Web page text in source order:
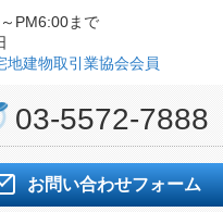
PM6:00まで
地建物取引業協会会員
03-5572-7888
お問い合わせフォーム